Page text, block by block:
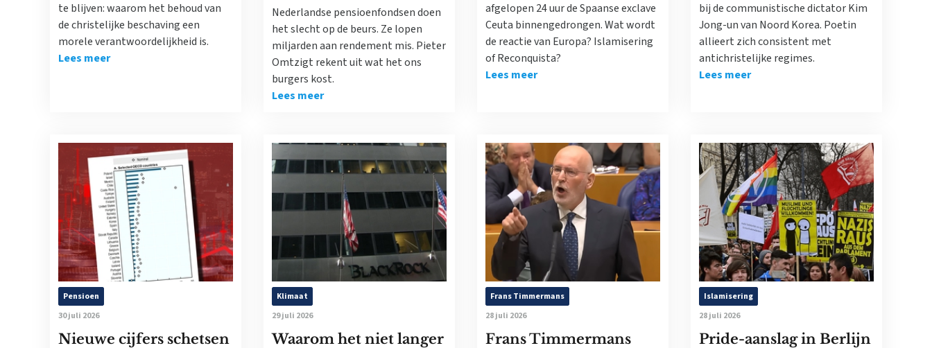
te blijven: waarom het behoud van
de christelijke beschaving een
morele verantwoordelijkheid is.
Lees meer
Nederlandse pensioenfondsen doen
het slecht op de beurs. Ze lopen
miljarden aan rendement mis. Pieter
Omtzigt rekent uit wat het ons
burgers kost.
Lees meer
afgelopen 24 uur de Spaanse exclave
Ceuta binnengedrongen. Wat wordt
de reactie van Europa? Islamisering
of Reconquista?
Lees meer
bij de communistische dictator Kim
Jong-un van Noord Korea. Poetin
allieert zich consistent met
antichristelijke regimes.
Lees meer
Pensioen
30 juli 2026
Nieuwe cijfers schetsen
Klimaat
29 juli 2026
Waarom het niet langer
Frans Timmermans
28 juli 2026
Frans Timmermans
Islamisering
28 juli 2026
Pride-aanslag in Berlijn